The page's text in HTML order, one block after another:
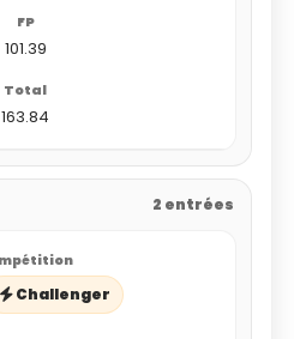
101.39
163.84
2 entrées
Challenger